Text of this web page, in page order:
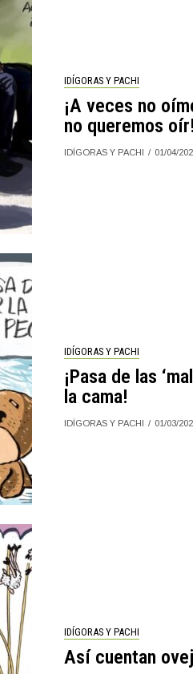
IDÍGORAS Y PACHI
¡A veces no
no queremos oír!
IDÍGORAS Y PACHI 01/04/
IDÍGORAS Y PACHI
¡Pasa de las
la cama!
IDÍGORAS Y PACHI 01/03/
IDÍGORAS Y PACHI
Así cuentan